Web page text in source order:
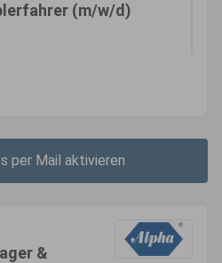
(m/w/d)
per Mail aktivieren
&